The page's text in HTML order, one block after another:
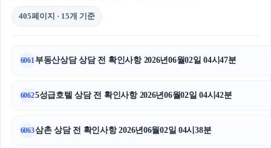
405페이지 · 15개 기준
6061 부동산상담 상담 전 확인사항 2026년06월02일 04시47분
60625성급호텔 상담 전 확인사항 2026년06월02일 04시42분
6063삼촌 상담 전 확인사항 2026년06월02일 04시38분